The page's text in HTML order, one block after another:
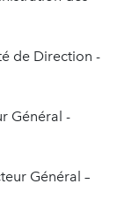
de Direction -
Général -
Général –